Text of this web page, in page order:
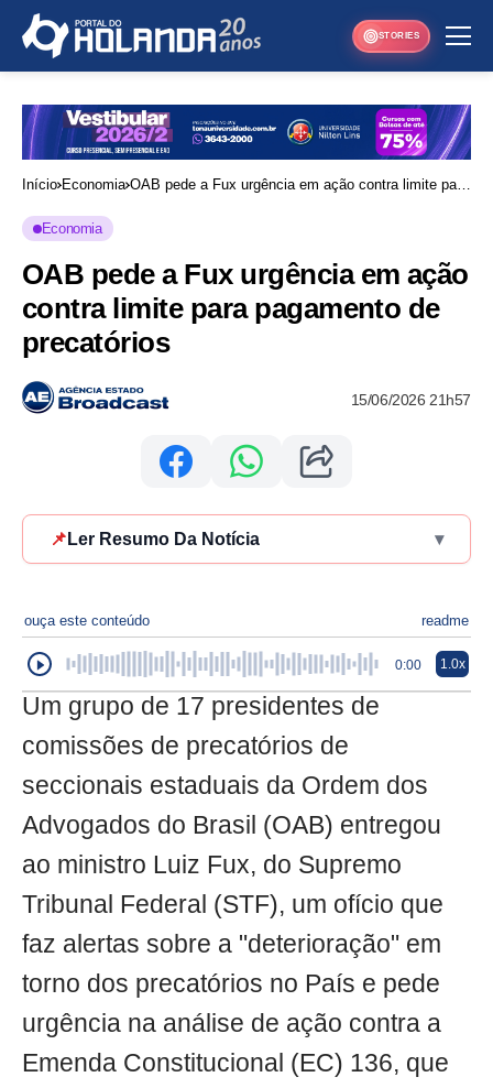
STORIES
Início Economia OAB pede a Fux urgência em ação contra limite para
Economia
OAB pede a Fux urgência em ação
contra limite para pagamento de
precatórios
15/06/2026 21h57
📌 Ler Resumo Da Notícia ▾
ouça este conteúdo readme
0:00 1.0x
Um grupo de 17 presidentes de
comissões de precatórios de
seccionais estaduais da Ordem dos
Advogados do Brasil (OAB) entregou
ao ministro Luiz Fux, do Supremo
Tribunal Federal (STF), um ofício que
faz alertas sobre a "deterioração" em
torno dos precatórios no País e pede
urgência na análise de ação contra a
Emenda Constitucional (EC) 136, que